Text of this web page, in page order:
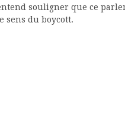
souligner que ce
sens du boycott.